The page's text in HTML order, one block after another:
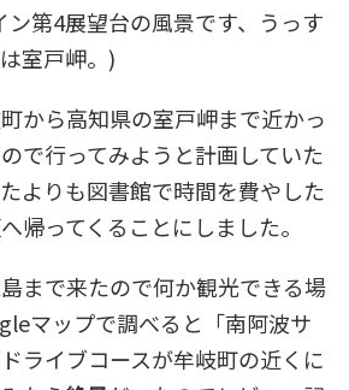
第4展望台の風景です、うっす
室戸岬。)
から高知県の室戸岬まで近かっ
で行ってみようと計画していた
よりも図書館で時間を費やした
帰ってくることにしました。
まで来たので何か観光できる場
マップで調べると 「南阿波サ
ドライブコースが牟岐町の近くに